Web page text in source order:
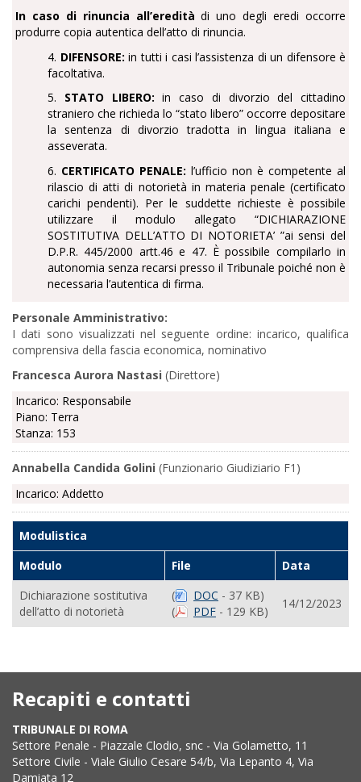
In caso di rinuncia all’eredità di uno degli eredi occorre
produrre copia autentica dell’atto di rinuncia.
4. DIFENSORE: in tutti i casi l’assistenza di un difensore è
facoltativa.
5. STATO LIBERO: in caso di divorzio del cittadino
straniero che richieda lo “stato libero” occorre depositare
la sentenza di divorzio tradotta in lingua italiana e
asseverata.
6. CERTIFICATO PENALE: l’ufficio non è competente al
rilascio di atti di notorietà in materia penale (certificato
carichi pendenti). Per le suddette richieste è possibile
utilizzare il modulo allegato “DICHIARAZIONE
SOSTITUTIVA DELL’ATTO DI NOTORIETA’ ”ai sensi del
D.P.R. 445/2000 artt.46 e 47. È possibile compilarlo in
autonomia senza recarsi presso il Tribunale poiché non è
necessaria l’autentica di firma.
Personale Amministrativo:
I dati sono visualizzati nel seguente ordine: incarico, qualifica
comprensiva della fascia economica, nominativo
Francesca Aurora Nastasi (Direttore)
Incarico: Responsabile
Piano: Terra
Stanza: 153
Annabella Candida Golini (Funzionario Giudiziario F1)
Incarico: Addetto
Modulistica
Modulo
File
Data
Dichiarazione sostitutiva
dell’atto di notorietà
( DOC - 37 KB)
(
PDF - 129 KB)
14/12/2023
Recapiti e contatti
TRIBUNALE DI ROMA
Settore Penale - Piazzale Clodio, snc - Via Golametto, 11
Settore Civile - Viale Giulio Cesare 54/b, Via Lepanto 4, Via
Damiata 12